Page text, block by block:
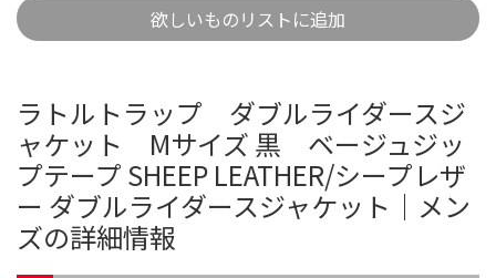
欲しいものリストに追加
ラトルトラップ ダブルライダースジ
ャケット Mサイズ 黒 ベージュジッ
プテープ SHEEP LEATHER/シープレザ
ー ダブルライダースジャケット｜メン
ズの詳細情報